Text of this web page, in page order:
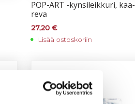
POP-ART -kyn­si­leik­ku­ri, kaa­
re­va
27,20€
Lisää ostoskoriin